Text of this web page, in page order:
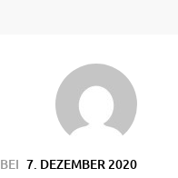
BEI 7. DEZEMBER 2020